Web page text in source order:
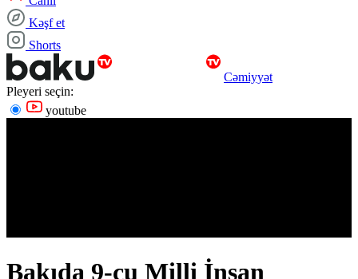
Kəşf et
Shorts
Cəmiyyət
Pleyeri seçin:
youtube
Bakıda 9-cu Milli İnsan